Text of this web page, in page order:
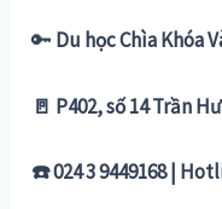
🔑 Du học Chìa Khóa
🚪 P402, số 14 Trần
☎️ 024 3 9449168 |